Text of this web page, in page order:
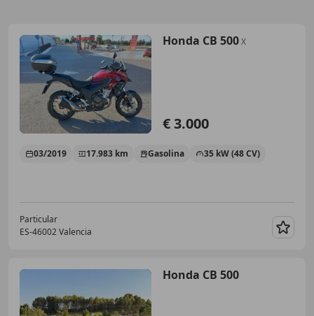
Honda CB 500X
€ 3.000
03/2019 17.983 km Gasolina 35 kW (48 CV)
Particular
ES-46002 Valencia
Honda CB 500